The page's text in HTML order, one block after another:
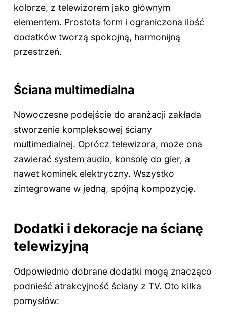
kolorze, z telewizorem jako głównym
elementem. Prostota form i ograniczona ilość
dodatków tworzą spokojną, harmonijną
przestrzeń.
Ściana multimedialna
Nowoczesne podejście do aranżacji zakłada
stworzenie kompleksowej ściany
multimedialnej. Oprócz telewizora, może ona
zawierać system audio, konsolę do gier, a
nawet kominek elektryczny. Wszystko
zintegrowane w jedną, spójną kompozycję.
Dodatki i dekoracje na ścianę
telewizyjną
Odpowiednio dobrane dodatki mogą znacząco
podnieść atrakcyjność ściany z TV. Oto kilka
pomysłów: